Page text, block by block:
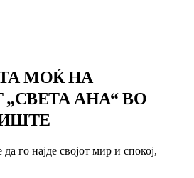
МОЌ НА
АНА“ ВО
го најде својот мир и спокој,